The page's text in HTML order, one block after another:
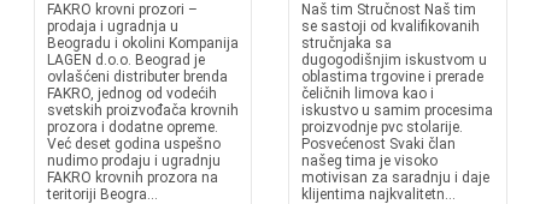
FAKRO krovni prozori –
prodaja i ugradnja u
Beogradu i okolini Kompanija
LAGEN d.o.o. Beograd je
ovlašćeni distributer brenda
FAKRO, jednog od vodećih
svetskih proizvođača krovnih
prozora i dodatne opreme.
Već deset godina uspešno
nudimo prodaju i ugradnju
FAKRO krovnih prozora na
teritoriji Beogra...
Naš tim Stručnost Naš tim
se sastoji od kvalifikovanih
stručnjaka sa
dugogodišnjim iskustvom u
oblastima trgovine i prerade
čeličnih limova kao i
iskustvo u samim procesima
proizvodnje pvc stolarije.
Posvećenost Svaki član
našeg tima je visoko
motivisan za saradnju i daje
klijentima najkvalitetn...